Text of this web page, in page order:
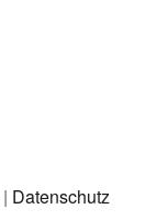
| Datenschutz